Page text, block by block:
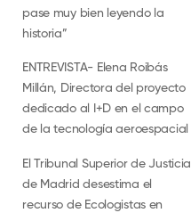
pase muy bien leyendo la
historia”
ENTREVISTA- Elena Roibás
Millán, Directora del proyecto
dedicado al I+D en el campo
de la tecnología aeroespacial
El Tribunal Superior de Justicia
de Madrid desestima el
recurso de Ecologistas en